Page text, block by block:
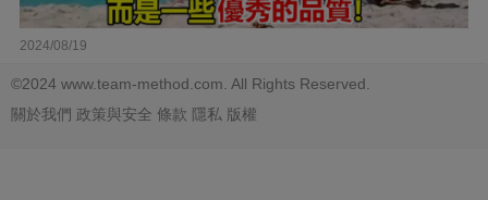
2024/08/19
©2024 www.team-method.com. All Rights Reserved.
關於我們 政策與安全 條款 隱私 版權